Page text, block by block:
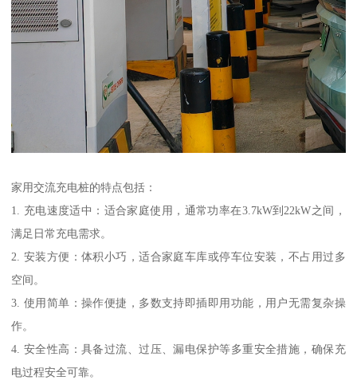
家用交流充电桩的特点包括：
1. 充电速度适中：适合家庭使用，通常功率在3.7kW到22kW之间，
满足日常充电需求。
2. 安装方便：体积小巧，适合家庭车库或停车位安装，不占用过多
空间。
3. 使用简单：操作便捷，多数支持即插即用功能，用户无需复杂操
作。
4. 安全性高：具备过流、过压、漏电保护等多重安全措施，确保充
电过程安全可靠。